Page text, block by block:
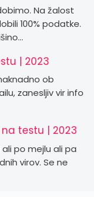
Na žalost
100% podatke.
| 2023
ob
zanesljiv vir info
na testu | 2023
po mejlu ali pa
virov. Se ne